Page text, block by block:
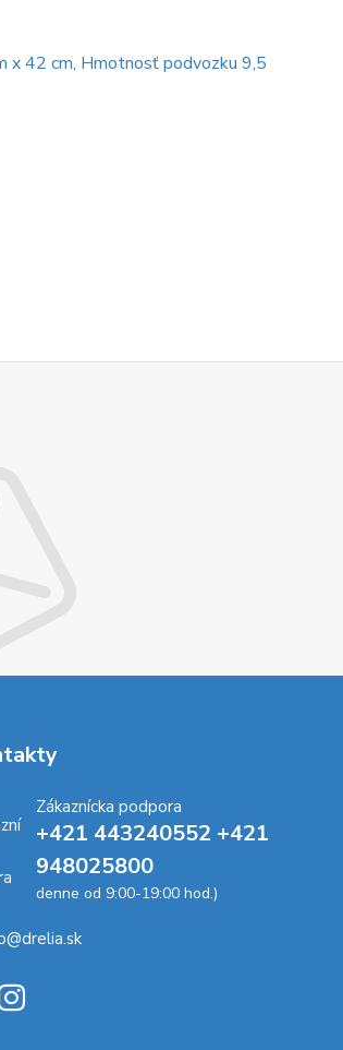
x 42 cm, Hmotnosť podvozku 9,5
Zákaznícka podpora
+421 443240552 +421
948025800
denne od 9:00-19:00 hod.)